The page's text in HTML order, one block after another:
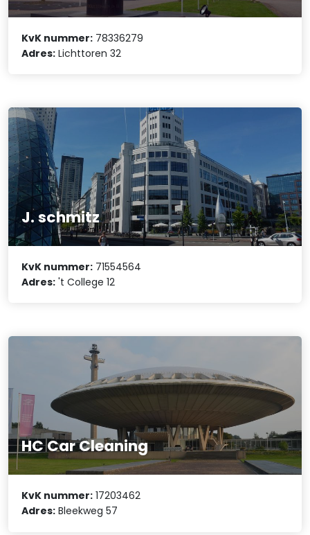
KvK nummer: 78336279
Adres: Lichttoren 32
J. schmitz
KvK nummer: 71554564
Adres: 't College 12
HC Car Cleaning
KvK nummer: 17203462
Adres: Bleekweg 57